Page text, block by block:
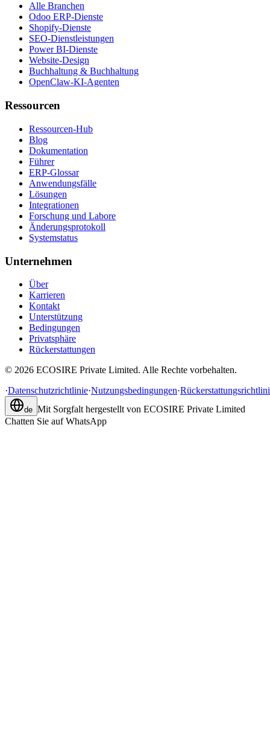
Alle Branchen
Odoo ERP-Dienste
Shopify-Dienste
SEO-Dienstleistungen
Power BI-Dienste
Website-Design
Buchhaltung & Buchhaltung
OpenClaw-KI-Agenten
Ressourcen
Ressourcen-Hub
Blog
Dokumentation
Führer
ERP-Glossar
Anwendungsfälle
Lösungen
Integrationen
Forschung und Labore
Änderungsprotokoll
Systemstatus
Unternehmen
Über
Karrieren
Kontakt
Unterstützung
Bedingungen
Privatsphäre
Rückerstattungen
© 2026 ECOSIRE Private Limited. Alle Rechte vorbehalten.
·Datenschutzrichtlinie·Nutzungsbedingungen·
de Mit Sorgfalt hergestellt von ECOSIRE Private Limited
Chatten Sie auf WhatsApp